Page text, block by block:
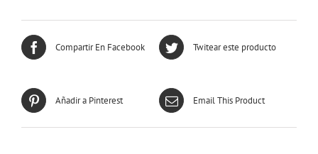
Compartir En Facebook Twitear este producto
Añadir a Pinterest Email This Product